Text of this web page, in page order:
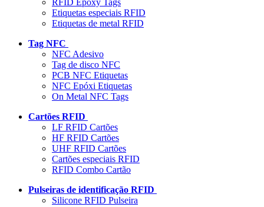
RFID Epoxy Tags
Etiquetas especiais RFID
Etiquetas de metal RFID
Tag NFC
NFC Adesivo
Tag de disco NFC
PCB NFC Etiquetas
NFC Epóxi Etiquetas
On Metal NFC Tags
Cartões RFID
LF RFID Cartões
HF RFID Cartões
UHF RFID Cartões
Cartões especiais RFID
RFID Combo Cartão
Pulseiras de identificação RFID
Silicone RFID Pulseira